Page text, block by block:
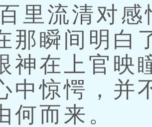
流清对感
那瞬间明白
神在上官映
中惊愕，并
何而来。